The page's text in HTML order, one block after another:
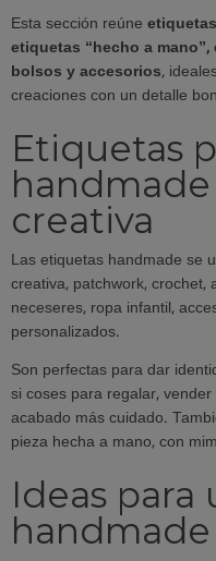
Esta sección reúne
etiquetas “hecho a
bolsos y accesorios,
creaciones con un detalle
Etiquetas
creativa
Las etiquetas handmade se
creativa, patchwork, crochet,
neceseres, ropa infantil,
personalizados.
Son perfectas para dar
si coses para regalar,
acabado más cuidado.
pieza hecha a mano, con
Ideas para
handmade